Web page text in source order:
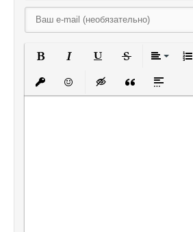
Полужирный
Курсив
Вставить защищенную
Вставить смайлик
ВставкаВставка